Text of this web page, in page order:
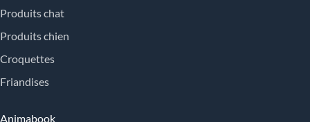
Produits chat
Produits chien
Croquettes
Friandises
Animabook